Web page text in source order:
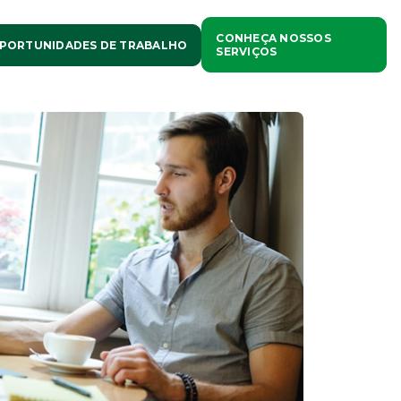
DE TRABALHO
CONHEÇA NOSSOS
SERVIÇOS